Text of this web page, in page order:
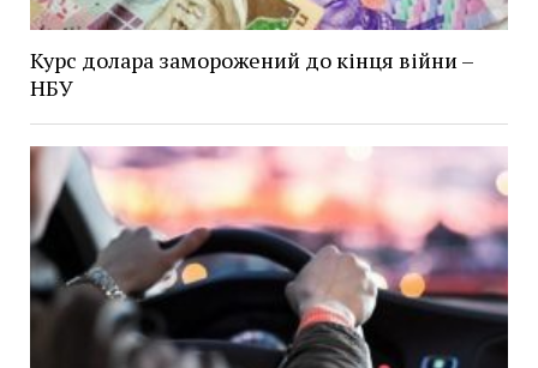
Курс долара заморожений до кінця війни –
НБУ